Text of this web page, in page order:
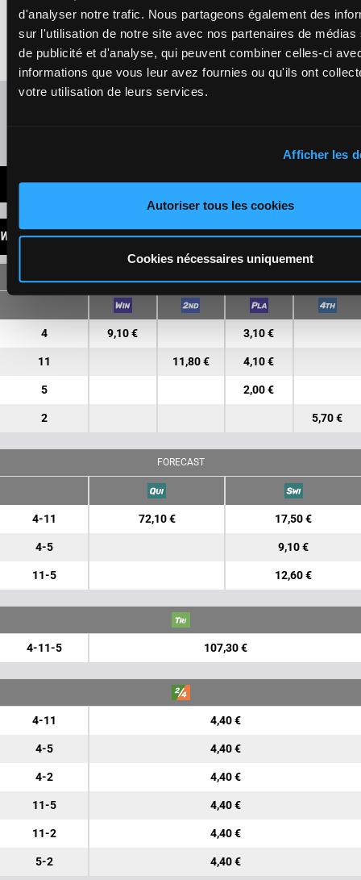
d'analyser notre trafic. Nous partageons également des
sur l'utilisation de notre site avec nos partenaires de médias
de publicité et d'analyse, qui peuvent combiner celles-ci
informations que vous leur avez fournies ou qu'ils ont
votre utilisation de leurs services.
Afficher les
Autoriser tous les cookies
Cookies nécessaires uniquement
Pantic M.
F/5 - 2700m
1'15"3- €28,660
9a (23) 9a 1a 8a
Da (22) 6a 2a 3a
1'15"3
€28,660
9a (23) 9a
1a 8a Da
(22) 6a 2a
3a
LATEST NEWS
WINNINGS
4 9,10 € 3,10 €
11 11,80 € 4,10 €
5 2,00 €
2 5,70 €
FORECAST
4-11 72,10 € 17,50 €
4-5 9,10 €
11-5 12,60 €
4-11-5 107,30 €
4-11 4,40 €
4-5 4,40 €
4-2 4,40 €
11-5 4,40 €
11-2 4,40 €
5-2 4,40 €